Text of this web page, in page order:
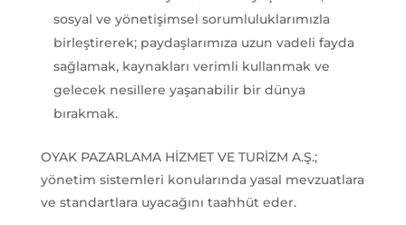
sosyal ve yönetişimsel sorumluluklarımızla
birleştirerek; paydaşlarımıza uzun vadeli fayda
sağlamak, kaynakları verimli kullanmak ve
gelecek nesillere yaşanabilir bir dünya
bırakmak.
OYAK PAZARLAMA HİZMET VE TURİZM A.Ş.;
yönetim sistemleri konularında yasal mevzuatlara
ve standartlara uyacağını taahhüt eder.